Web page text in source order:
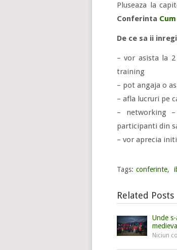
Pluseaza la
Conferinta
De ce sa ii
– vor asista la
training
– pot angaja o
– afla lucruri pe
– networking
participanti din
– vor aprecia
Tags: conferinte,
Related Posts
Unde
Niciun